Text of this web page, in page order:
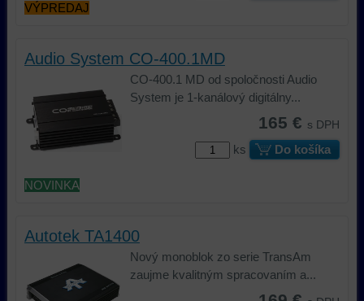
VÝPREDAJ
Audio System CO-400.1MD
CO-400.1 MD od spoločnosti Audio
System je 1-kanálový digitálny...
165 € s DPH
ks Do košíka
NOVINKA
Autotek TA1400
Nový monoblok zo serie TransAm
zaujme kvalitným spracovaním a...